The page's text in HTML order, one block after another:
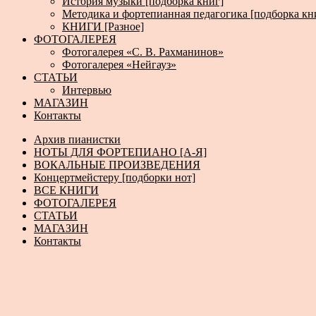
Методика и фортепианная педагогика [подборка
КНИГИ [Разное]
ФОТОГАЛЕРЕЯ
Фотогалерея «С. В. Рахманинов»
Фотогалерея «Нейгауз»
СТАТЬИ
Интервью
МАГАЗИН
Контакты
Архив пианистки
НОТЫ ДЛЯ ФОРТЕПИАНО [А-Я]
ВОКАЛЬНЫЕ ПРОИЗВЕДЕНИЯ
Концертмейстеру [подборки нот]
ВСЕ КНИГИ
ФОТОГАЛЕРЕЯ
СТАТЬИ
МАГАЗИН
Контакты